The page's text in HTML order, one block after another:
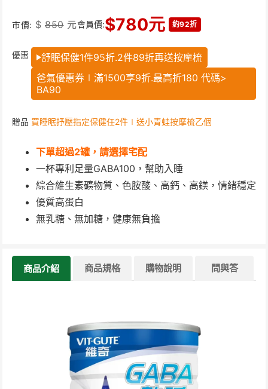
市價: $ 850 元會員價:$780元 約92折
優惠
舒眠保健1件95折.2件89折再送按摩梳
爸氣優惠券∣滿1500享9折.最高折180 代碼>
BA90
贈品 買睡眠抒壓指定保健任2件∣送小青蛙按摩梳乙個
下單超過2罐，請選擇宅配
一杯專利足量GABA100，幫助入睡
綜合維生素礦物質、色胺酸、高鈣、高鎂，情緒穩定
優質高蛋白
無乳糖、無加糖，健康無負擔
商品介紹 商品規格 購物說明 問與答